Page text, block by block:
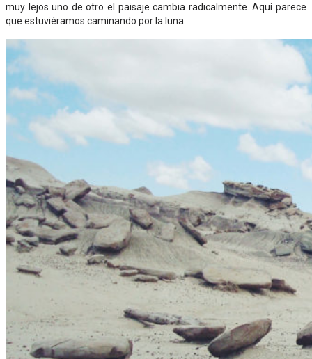
muy lejos uno de otro el paisaje cambia radicalmente. Aquí parece
que estuviéramos caminando por la luna.